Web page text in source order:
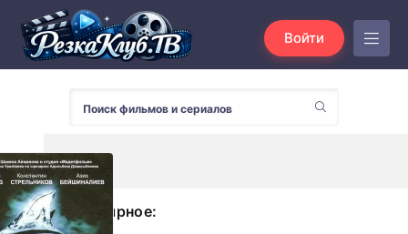
Войти
Популярное: